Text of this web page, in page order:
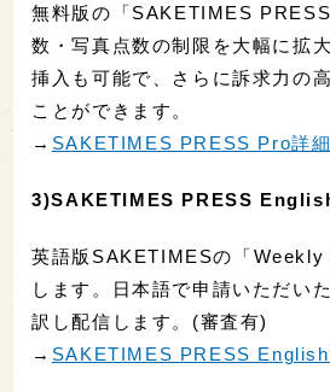
無料版の「SAKETIMES
数・写真点数の制限を大幅に拡
挿入も可能で、さらに訴求力の
ことができます。
→ SAKETIMES PRESS Pro詳細
3)SAKETIMES PRESS
英語版SAKETIMESの「Weekly
します。日本語で申請いただい
訳し配信します。(審査有)
→ SAKETIMES PRESS English